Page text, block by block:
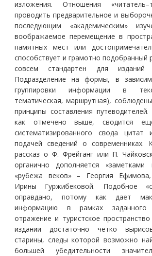
изложения. Отношения
проводить предварительное и
последующим «академическим»
воображаемое перемещение в
памятных мест или
способствует и грамотно подобранный
совсем стандартен для изданий
Подразделение на формы, в
группировки информации в
тематическая, маршрутная),
принципы составления
как отмечено выше, сводится
систематизированного свода
подачей сведений о
рассказ о Ф. Фрейганг или П.
органично дополняется
«рубежа веков» – Георгия
Ирины Гуржибековой. Подобное
оправдано, потому как дает
информацию в рамках
отражение и туристское
издании достаточно четко
старины, следы которой возможно
большей убедительности